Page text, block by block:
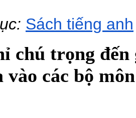
Sách tiếng anh
chú trọng
vào các bộ